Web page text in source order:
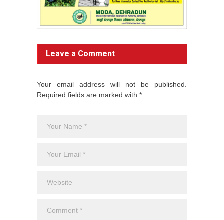
Leave a Comment
Your email address will not be published.
Required fields are marked with *